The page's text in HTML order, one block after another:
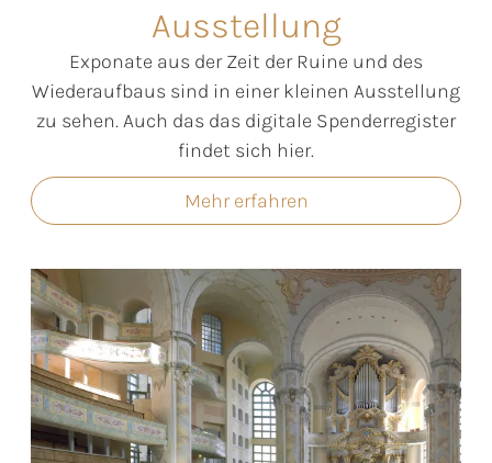
Ausstellung
Exponate aus der Zeit der Ruine und des
Wiederaufbaus sind in einer kleinen Ausstellung
zu sehen. Auch das das digitale Spenderregister
findet sich hier.
Mehr erfahren